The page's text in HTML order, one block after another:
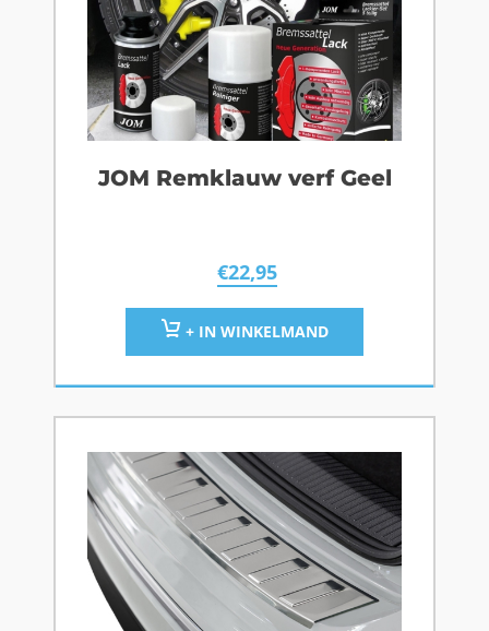
JOM Remklauw verf Geel
€22,95
+ IN WINKELMAND